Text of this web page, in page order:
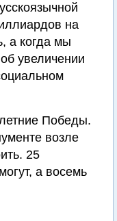
на
а когда мы
увеличении
Победы.
возле
25
а восемь